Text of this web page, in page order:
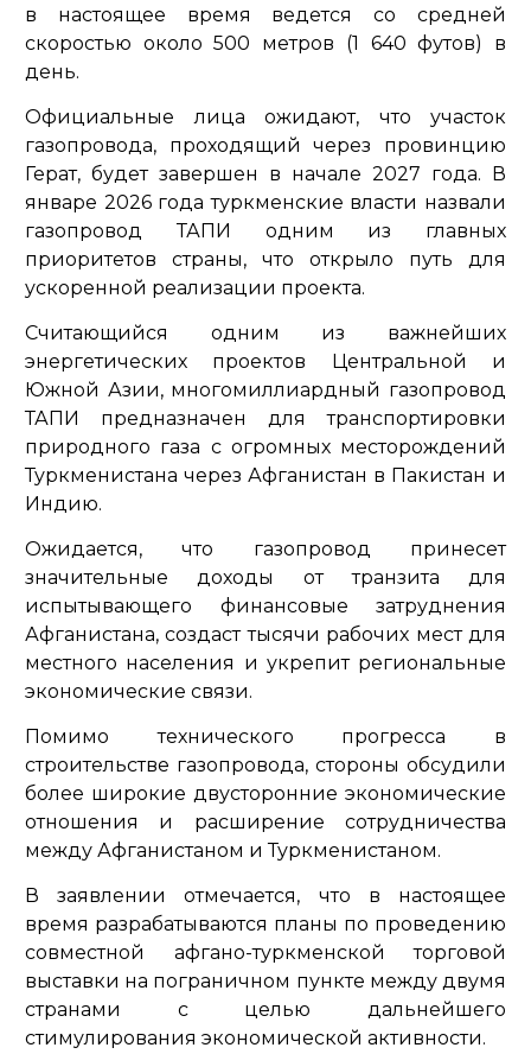
в настоящее время ведется со средней
скоростью около 500 метров (1 640 футов) в
день.
Официальные лица ожидают, что участок
газопровода, проходящий через провинцию
Герат, будет завершен в начале 2027 года. В
январе 2026 года туркменские власти назвали
газопровод ТАПИ одним из главных
приоритетов страны, что открыло путь для
ускоренной реализации проекта.
Считающийся одним из важнейших
энергетических проектов Центральной и
Южной Азии, многомиллиардный газопровод
ТАПИ предназначен для транспортировки
природного газа с огромных месторождений
Туркменистана через Афганистан в Пакистан и
Индию.
Ожидается, что газопровод принесет
значительные доходы от транзита для
испытывающего финансовые затруднения
Афганистана, создаст тысячи рабочих мест для
местного населения и укрепит региональные
экономические связи.
Помимо технического прогресса в
строительстве газопровода, стороны обсудили
более широкие двусторонние экономические
отношения и расширение сотрудничества
между Афганистаном и Туркменистаном.
В заявлении отмечается, что в настоящее
время разрабатываются планы по проведению
совместной афгано-туркменской торговой
выставки на пограничном пункте между двумя
странами с целью дальнейшего
стимулирования экономической активности.